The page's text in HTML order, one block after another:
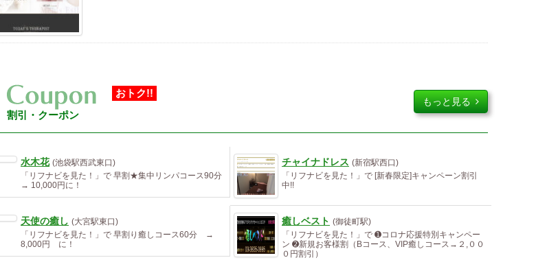
おトク!!
割引・クーポン
もっと見る
水木花 (池袋駅西武東口)
「リフナビを見た！」で 早割★集中リンパコース90分
→ 10,000円に！
チャイナドレス (新宿駅西口)
「リフナビを見た！」で [新春限定]キャンペーン割引
中!!
天使の癒し (大宮駅東口)
「リフナビを見た！」で 早割り癒しコース60分 →
8,000円 に！
癒しベスト (御徒町駅)
「リフナビを見た！」で ➊コロナ応援特別キャンペー
ン ➋新規お客様割（Bコース、VIP癒しコース→２,００
０円割引）